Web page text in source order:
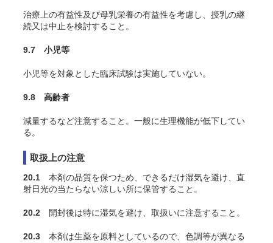
治療上の有益性及び母乳栄養の有益性を考慮し、授乳の継
続又は中止を検討すること。
9.7 小児等
小児等を対象とした臨床試験は実施していない。
9.8 高齢者
減量するなど注意すること。一般に生理機能が低下してい
る。
取扱上の注意
20.1 本剤の品質を保つため、できるだけ湿気を避け、直
射日光の当たらない涼しい所に保管すること。
20.2 開封後は特に湿気を避け、取扱いに注意すること。
20.3 本剤は生薬を原料としているので、色調等が異なる